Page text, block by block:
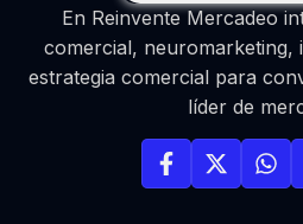
En Reinvente Mercadeo
comercial, neuromarketing,
estrategia comercial para
líder de